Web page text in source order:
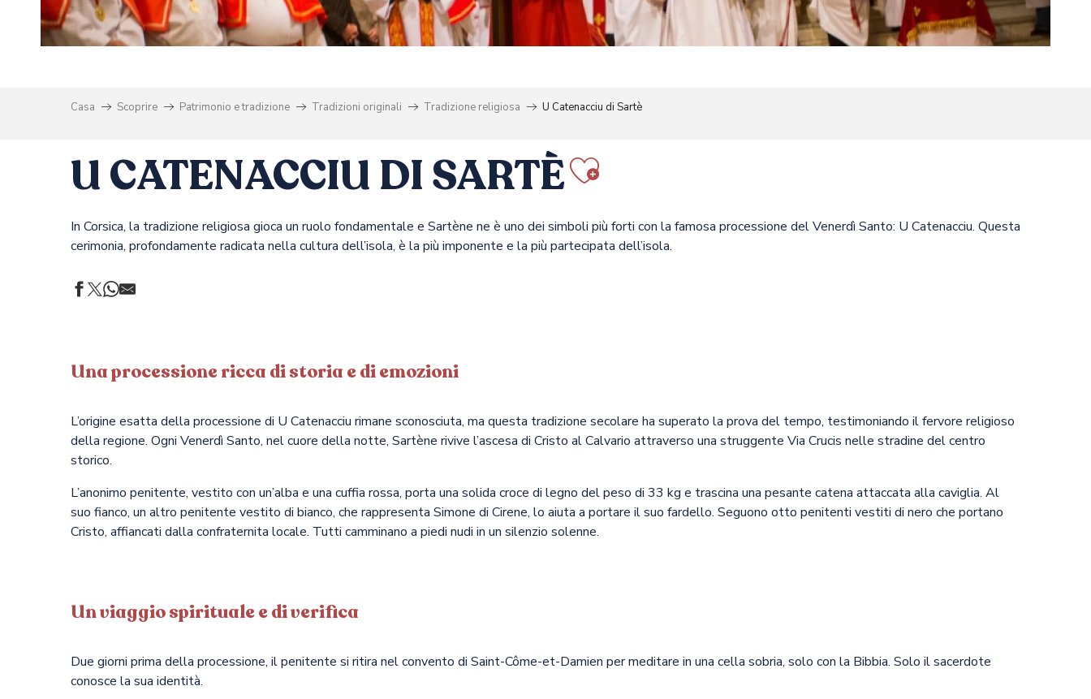
Casa Scoprire Patrimonio e tradizione Tradizioni originali Tradizione religiosa U Catenacciu di Sartè
U CATENACCIU DI SARTÈ Ajouter aux favoris
In Corsica, la tradizione religiosa gioca un ruolo fondamentale e Sartène ne è uno dei simboli più forti con la famosa processione del Venerdì Santo: U Catenacciu. Questa
cerimonia, profondamente radicata nella cultura dell’isola, è la più imponente e la più partecipata dell’isola.
Una processione ricca di storia e di emozioni
L’origine esatta della processione di U Catenacciu rimane sconosciuta, ma questa tradizione secolare ha superato la prova del tempo, testimoniando il fervore religioso
della regione. Ogni Venerdì Santo, nel cuore della notte, Sartène rivive l’ascesa di Cristo al Calvario attraverso una struggente Via Crucis nelle stradine del centro
storico.
L’anonimo penitente, vestito con un’alba e una cuffia rossa, porta una solida croce di legno del peso di 33 kg e trascina una pesante catena attaccata alla caviglia. Al
suo fianco, un altro penitente vestito di bianco, che rappresenta Simone di Cirene, lo aiuta a portare il suo fardello. Seguono otto penitenti vestiti di nero che portano
Cristo, affiancati dalla confraternita locale. Tutti camminano a piedi nudi in un silenzio solenne.
Un viaggio spirituale e di verifica
Due giorni prima della processione, il penitente si ritira nel convento di Saint-Côme-et-Damien per meditare in una cella sobria, solo con la Bibbia. Solo il sacerdote
conosce la sua identità.